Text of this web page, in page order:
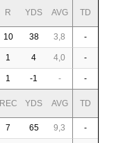
R YDS AVG TD
10 38 3,8 -
1 4 4,0 -
1 -1 - -
REC YDS AVG TD
7 65 9,3 -